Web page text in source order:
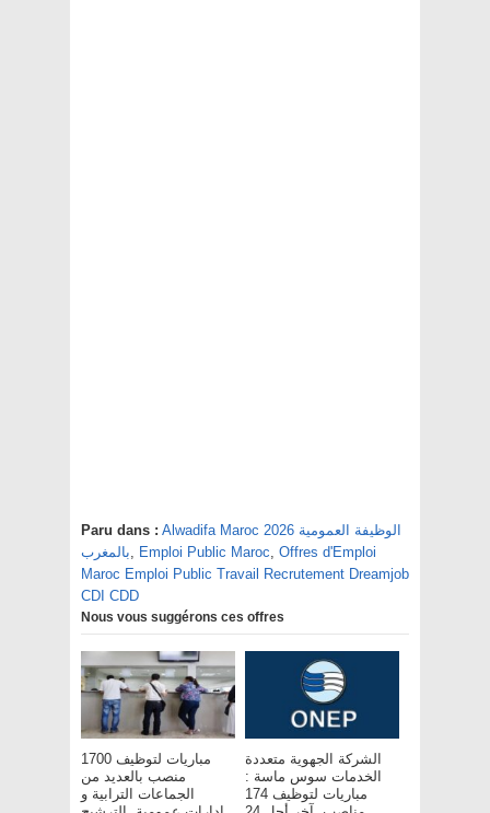
Paru dans : Alwadifa Maroc 2026 الوظيفة العمومية
بالمغرب, Emploi Public Maroc, Offres d'Emploi
Maroc Emploi Public Travail Recrutement Dreamjob
CDI CDD
Nous vous suggérons ces offres
مباريات لتوظيف 1700
منصب بالعديد من
الجماعات الترابية و
الشركة الجهوية متعددة
الخدمات سوس ماسة :
مباريات لتوظيف 174